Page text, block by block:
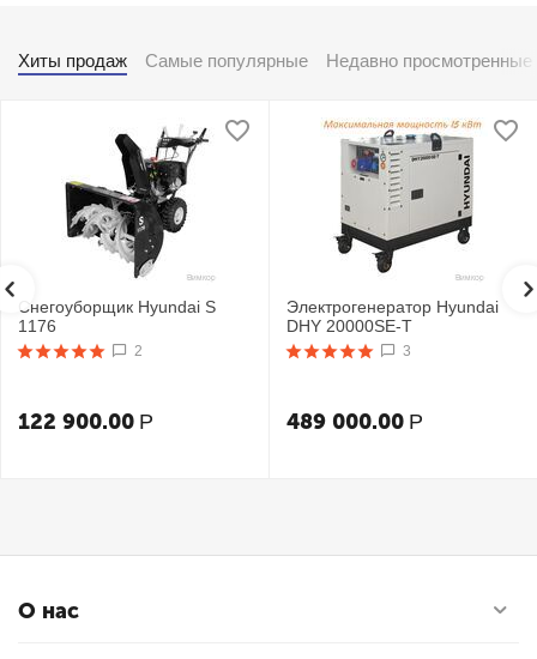
Хиты продаж Самые популярные Недавно просмотренные
Снегоуборщик Hyundai S
1176
2
122 900.00 Р
Электрогенератор Hyundai
DHY 20000SE-T
3
489 000.00 Р
О нас